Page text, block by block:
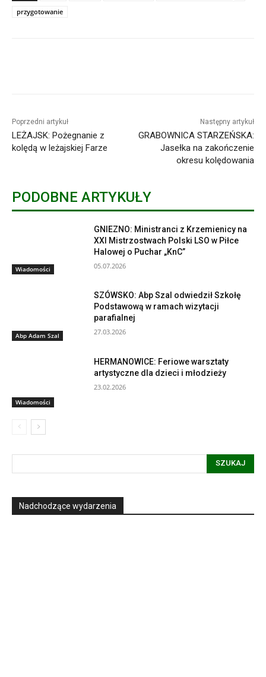
przygotowanie
Poprzedni artykuł
LEŻAJSK: Pożegnanie z
kolędą w leżajskiej Farze
Następny artykuł
GRABOWNICA STARZEŃSKA:
Jasełka na zakończenie
okresu kolędowania
PODOBNE ARTYKUŁY
Wiadomości
GNIEZNO: Ministranci z Krzemienicy na
XXI Mistrzostwach Polski LSO w Piłce
Halowej o Puchar „KnC”
05.07.2026
Abp Adam Szal
SZÓWSKO: Abp Szal odwiedził Szkołę
Podstawową w ramach wizytacji
parafialnej
27.03.2026
Wiadomości
HERMANOWICE: Feriowe warsztaty
artystyczne dla dzieci i młodzieży
23.02.2026
SZUKAJ
Nadchodzące wydarzenia